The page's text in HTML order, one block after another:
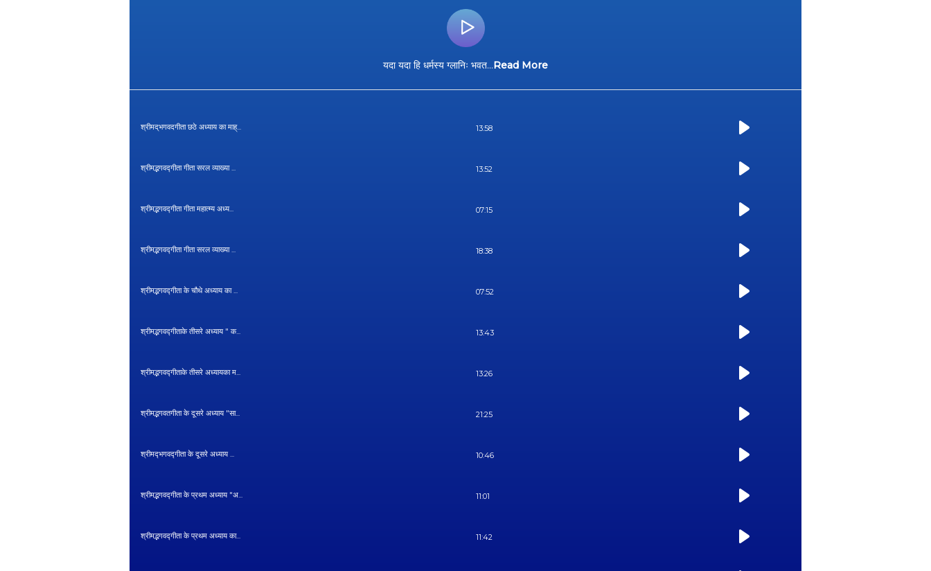
यदा यदा हि धर्मस्य ग्लानिः भवत...Read More
श्रीमद्‌भगवदगीता छठे अध्याय का माह्... 13:58
श्रीमद्भगवद्गीता गीता सरल व्याख्या ... 13:52
श्रीमद्भगवद्गीता गीता महात्म्य अध्य... 07:15
श्रीमद्भगवद्गीता गीता सरल व्याख्या ... 18:38
श्रीमद्भगवद्गीता के चौथे अध्याय का ... 07:52
श्रीमद्भगवद्गीताके तीसरे अध्याय " क... 13:43
श्रीमद्भगवद्गीताके तीसरे अध्यायका म... 13:26
श्रीमद्भगवतगीता के दूसरे अध्याय "सा... 21:25
श्रीमद्‍भगवद्‍गीता के दूसरे अध्याय ... 10:46
श्रीमद्भगवद्गीता के प्रथम अध्याय "अ... 11:01
श्रीमद्भगवद्गीता के प्रथम अध्याय का... 11:42